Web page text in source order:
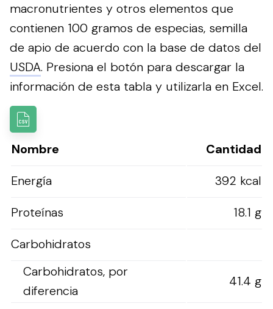
macronutrientes y otros elementos que
contienen 100 gramos de especias, semilla
de apio de acuerdo con la base de datos del
USDA. Presiona el botón para descargar la
información de esta tabla y utilizarla en Excel.
Nombre
Cantidad
Energía
392 kcal
Proteínas
18.1 g
Carbohidratos
Carbohidratos, por
diferencia
41.4 g